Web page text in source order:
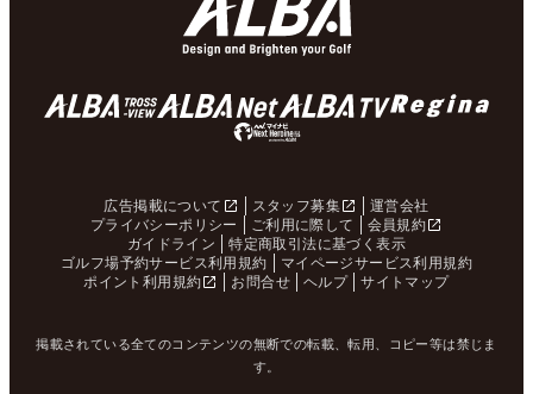
広告掲載について スタッフ募集
運営会社
プライバシーポリシー
ご利用に際して
会員規約
ガイドライン
特定商取引法に基づく表示
ゴルフ場予約サービス利用規約
マイページサービス利用規約
ポイント利用規約
お問合せ ヘルプ サイトマップ
掲載されている全てのコンテンツの無断での転載、転用、コピー等は禁じま
す。